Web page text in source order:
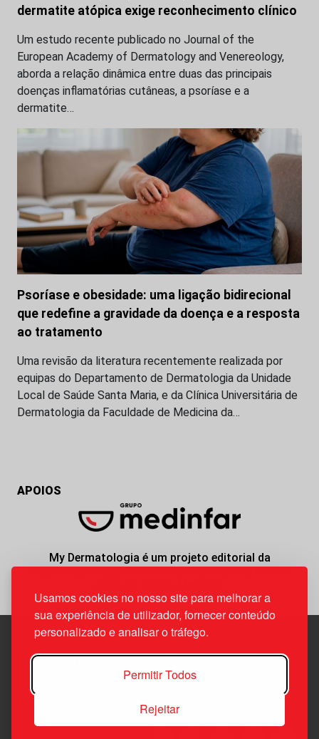
Usamos cookies no nosso site para melhorar a
sua experiência de utilizador, fornecer conteúdo
personalizado e analisar o tráfego.
Permitir Todos
Rejeitar
dermatite atópica exige reconhecimento clínico
Um estudo recente publicado no Journal of the
European Academy of Dermatology and Venereology,
aborda a relação dinâmica entre duas das principais
doenças inflamatórias cutâneas, a psoríase e a
dermatite…
Psoríase e obesidade: uma ligação bidirecional
que redefine a gravidade da doença e a resposta
ao tratamento
Uma revisão da literatura recentemente realizada por
equipas do Departamento de Dermatologia da Unidade
Local de Saúde Santa Maria, e da Clínica Universitária de
Dermatologia da Faculdade de Medicina da…
APOIOS
My Dermatologia é um projeto editorial da
responsabilidade da News Farma, possível com o
Edif. Lisboa Oriente | Av. Infante D. Henrique, n.º 333H, esc.
1800-282 Lisboa | Portugal